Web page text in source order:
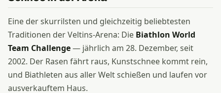
Eine der skurrilsten und gleichzeitig beliebtesten
Traditionen der Veltins-Arena: Die Biathlon World
Team Challenge— jährlich am 28. Dezember, seit
2002. Der Rasen fährt raus, Kunstschnee kommt rein,
und Biathleten aus aller Welt schießen und laufen vor
ausverkauftem Haus.